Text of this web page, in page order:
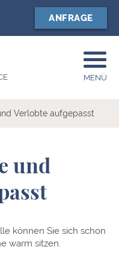
ANFRAGE
MENÜ
Verlobte aufgepasst
und
können Sie sich schon
warm sitzen.